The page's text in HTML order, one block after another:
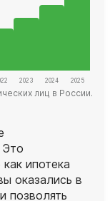
лиц в России.
Это
ипотека
оказались в
позволять